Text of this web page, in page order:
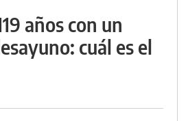
años con un
cuál es el